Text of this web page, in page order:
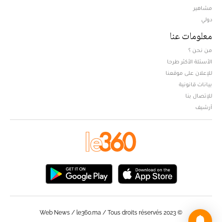
مشاهير
دولي
معلومات عنا
من نحن ؟
الأسئلة الأكثر طرحا
للإعلان على موقعنا
بيانات قانونية
للإتصال بنا
أرشيف
© Web News / le360.ma / Tous droits réservés 2023